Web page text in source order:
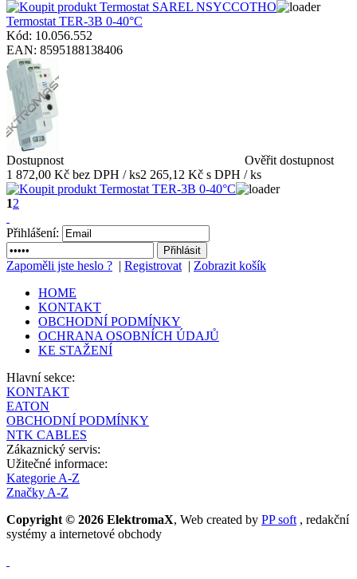
Termostat TER-3B 0-40°C
Kód: 10.056.552
EAN: 8595188138406
Dostupnost
Ověřit dostupnost
1 872,00 Kč bez DPH / ks2 265,12 Kč s DPH / ks
12
Přihlášení:
Zapoměli jste heslo ? | Registrovat | Zobrazit košík
HOME
KONTAKT
OBCHODNÍ PODMÍNKY
OCHRANA OSOBNÍCH ÚDAJŮ
KE STAŽENÍ
Hlavní sekce:
KONTAKT
EATON
OBCHODNÍ PODMÍNKY
NTK CABLES
Zákaznický servis:
Užitečné informace:
Kategorie A-Z
Značky A-Z
Copyright © 2026 ElektromaX, Web created by PP soft , redakční
systémy a internetové obchody